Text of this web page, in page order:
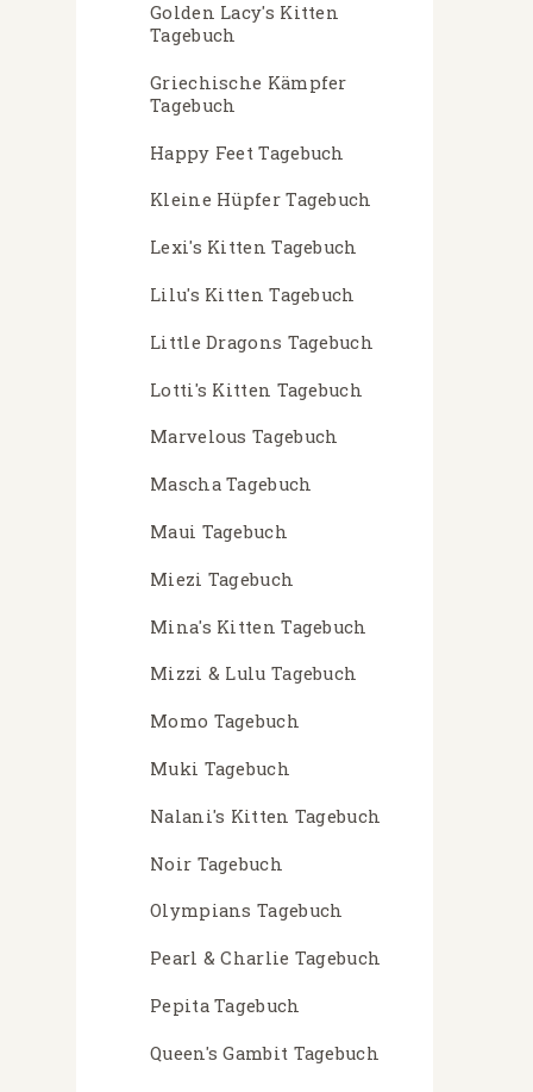
Golden Lacy's Kitten
Tagebuch
Griechische Kämpfer
Tagebuch
Happy Feet Tagebuch
Kleine Hüpfer Tagebuch
Lexi's Kitten Tagebuch
Lilu's Kitten Tagebuch
Little Dragons Tagebuch
Lotti's Kitten Tagebuch
Marvelous Tagebuch
Mascha Tagebuch
Maui Tagebuch
Miezi Tagebuch
Mina's Kitten Tagebuch
Mizzi & Lulu Tagebuch
Momo Tagebuch
Muki Tagebuch
Nalani's Kitten Tagebuch
Noir Tagebuch
Olympians Tagebuch
Pearl & Charlie Tagebuch
Pepita Tagebuch
Queen's Gambit Tagebuch